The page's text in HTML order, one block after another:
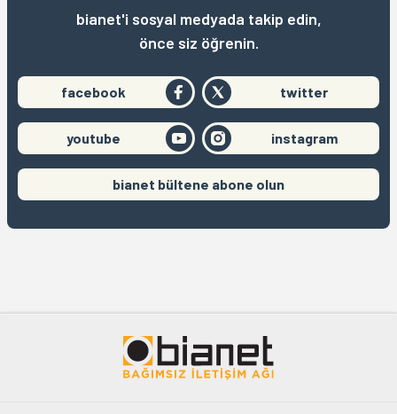
bianet'i sosyal medyada takip edin,
önce siz öğrenin.
facebook twitter
youtube instagram
bianet bültene abone olun